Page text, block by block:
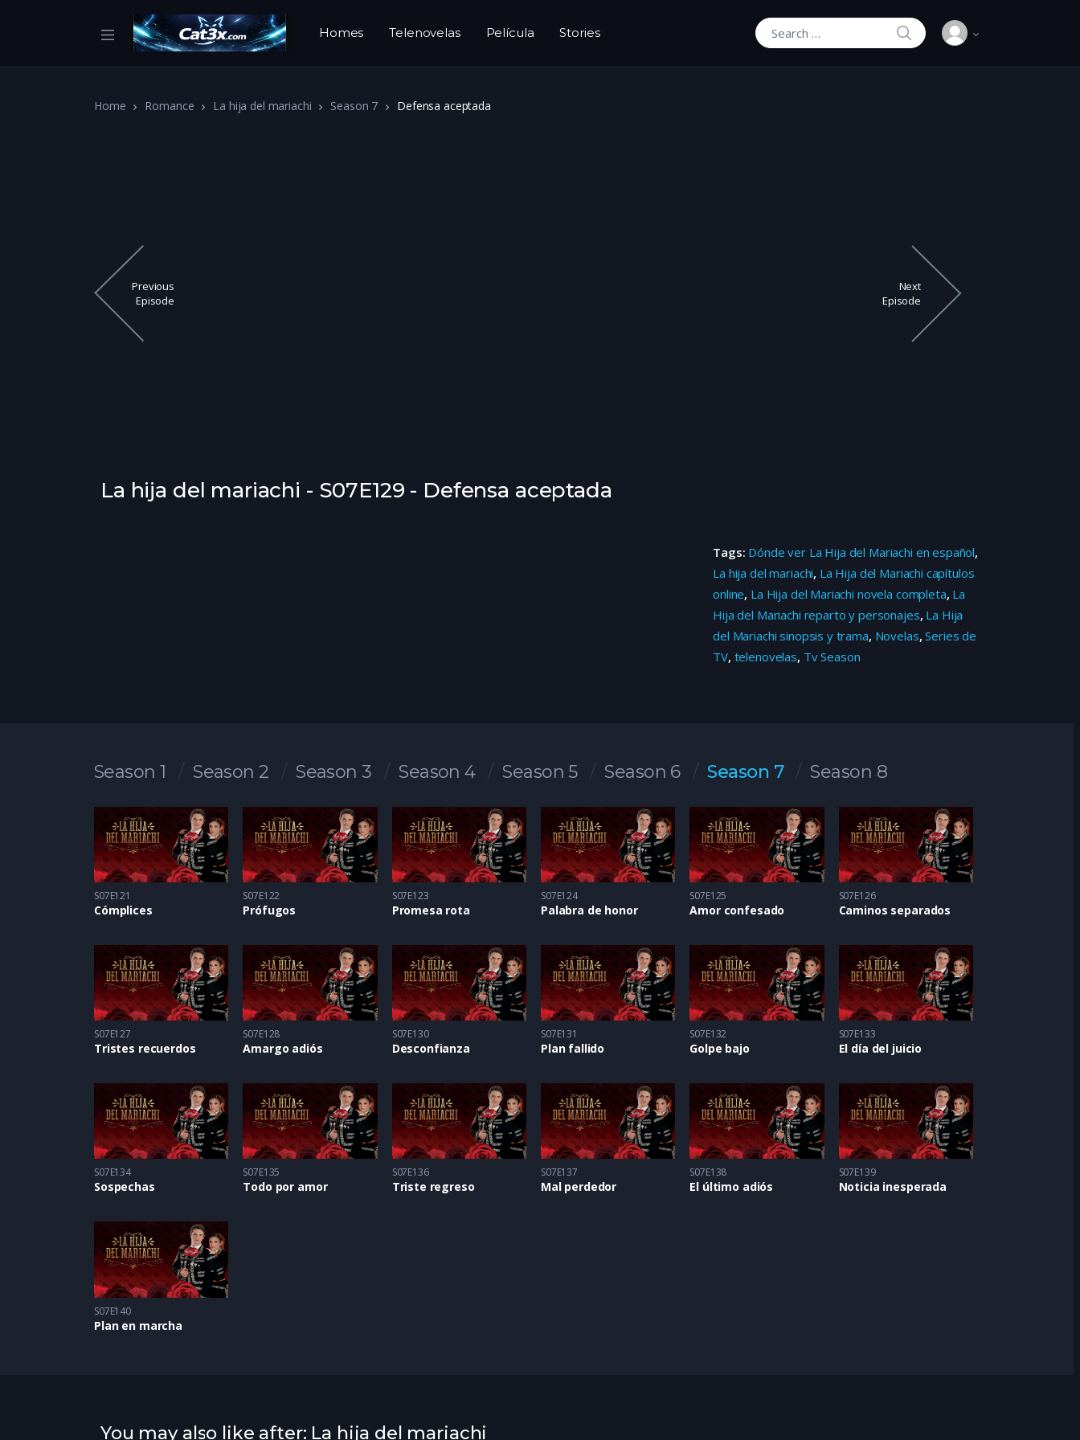
Homes Telenovelas Película Stories
Search for:
SEARCH
Home Romance La hija del mariachi Season 7 Defensa aceptada
Previous
Episode
Next
Episode
La hija del mariachi - S07E129 - Defensa aceptada
Tags: Dónde ver La Hija del Mariachi en español,
La hija del mariachi, La Hija del Mariachi capítulos
online, La Hija del Mariachi novela completa, La
Hija del Mariachi reparto y personajes, La Hija
del Mariachi sinopsis y trama, Novelas,Series de
TV, telenovelas, Tv Season
Season 1 Season 2 Season 3 Season 4 Season 5 Season 6 Season 7 Season 8
S07E121
Cómplices
S07E122
Prófugos
S07E123
Promesa rota
S07E124
Palabra de honor
S07E125
Amor confesado
S07E126
Caminos separados
S07E127
Tristes recuerdos
S07E128
Amargo adiós
S07E130
Desconfianza
S07E131
Plan fallido
S07E132
Golpe bajo
S07E133
El día del juicio
S07E134
Sospechas
S07E135
Todo por amor
S07E136
Triste regreso
S07E137
Mal perdedor
S07E138
El último adiós
S07E139
Noticia inesperada
S07E140
Plan en marcha
You may also like after: La hija del mariachi